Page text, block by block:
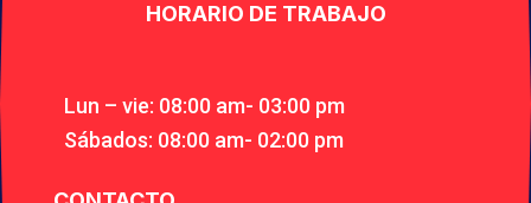
HORARIO DE TRABAJO
Lun – vie: 08:00 am- 03:00 pm
Sábados: 08:00 am- 02:00 pm